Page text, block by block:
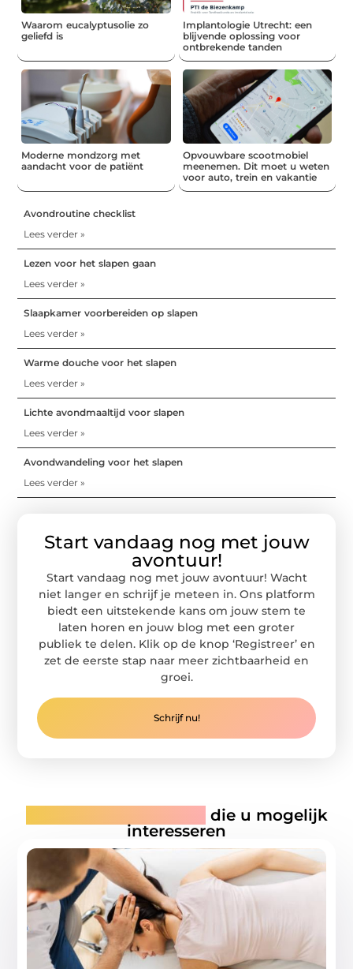
Waarom eucalyptusolie zo
geliefd is
Implantologie Utrecht: een
blijvende oplossing voor
ontbrekende tanden
Moderne mondzorg met
aandacht voor de patiënt
Opvouwbare scootmobiel
meenemen. Dit moet u weten
voor auto, trein en vakantie
Avondroutine checklist
Lees verder »
Lezen voor het slapen gaan
Lees verder »
Slaapkamer voorbereiden op slapen
Lees verder »
Warme douche voor het slapen
Lees verder »
Lichte avondmaaltijd voor slapen
Lees verder »
Avondwandeling voor het slapen
Lees verder »
Start vandaag nog met jouw
avontuur!
Start vandaag nog met jouw avontuur! Wacht
niet langer en schrijf je meteen in. Ons platform
biedt een uitstekende kans om jouw stem te
laten horen en jouw blog met een groter
publiek te delen. Klik op de knop ‘Registreer’ en
zet de eerste stap naar meer zichtbaarheid en
groei.
Schrijf nu!
die u mogelijk
interesseren